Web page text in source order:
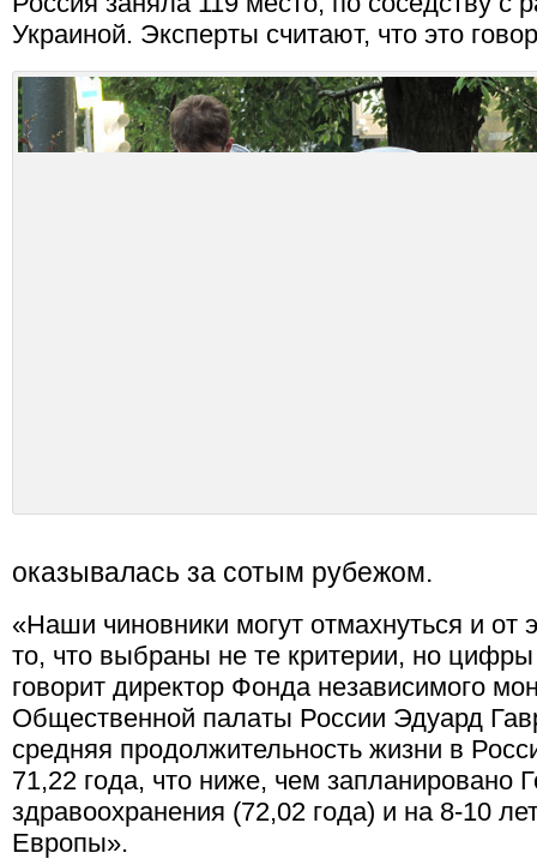
Украиной. Эксперты считают, что это
оказывалась за сотым рубежом.
«Наши чиновники могут отмахнуться и от
то, что выбраны не те критерии, но
говорит директор Фонда независимого
Общественной палаты России Эдуард
средняя продолжительность жизни в
71,22 года, что ниже, чем запланировано
здравоохранения (72,02 года) и на 8-10
Европы».